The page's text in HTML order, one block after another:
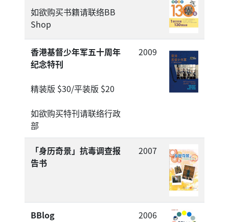
如欲购买书籍请联络BB
Shop
香港基督少年军五十周年
纪念特刊
精装版 $30/平装版 $20
如欲购买特刊请联络行政
部
2009
「身历奇景」抗毒调查报
告书
2007
BBlog
2006